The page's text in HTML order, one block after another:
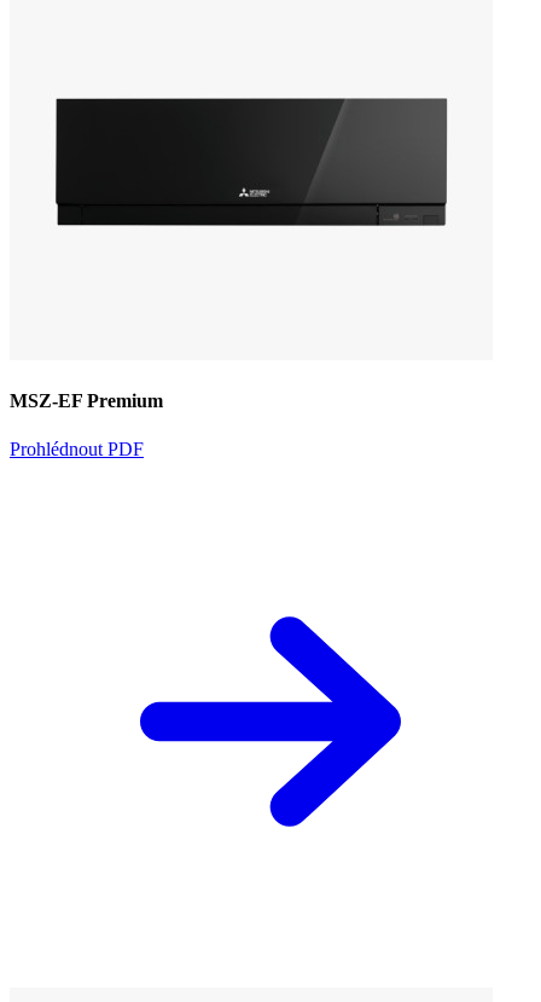
MSZ-EF Premium
Prohlédnout PDF